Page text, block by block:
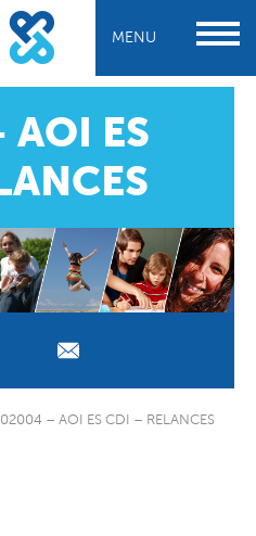
MENU
ES
– AOI ES CDI – RELANCES